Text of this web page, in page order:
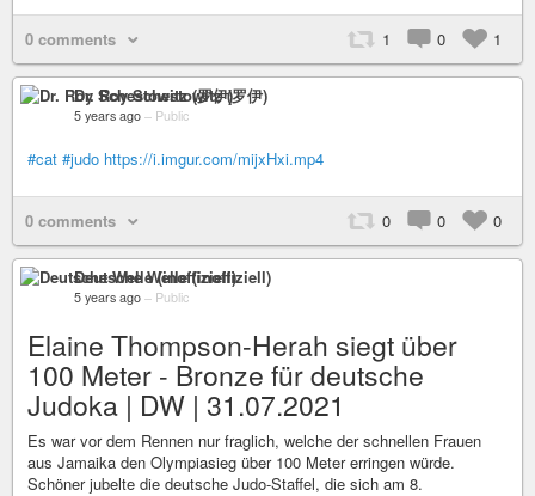
0 comments 1 0 1
Dr. Roy Schestowitz (罗伊)
5 years ago – Public
#cat #judo https://i.imgur.com/mijxHxi.mp4
0 comments 0 0 0
Deutsche Welle (inoffiziell)
5 years ago – Public
Elaine Thompson-Herah siegt über
100 Meter - Bronze für deutsche
Judoka | DW | 31.07.2021
Es war vor dem Rennen nur fraglich, welche der schnellen Frauen
aus Jamaika den Olympiasieg über 100 Meter erringen würde.
Schöner jubelte die deutsche Judo-Staffel, die sich am 8.